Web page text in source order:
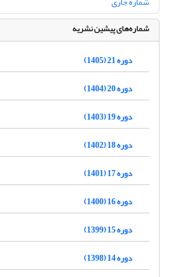
شماره‌های پیشین نشریه
دوره 21 (1405)
دوره 20 (1404)
دوره 19 (1403)
دوره 18 (1402)
دوره 17 (1401)
دوره 16 (1400)
دوره 15 (1399)
دوره 14 (1398)